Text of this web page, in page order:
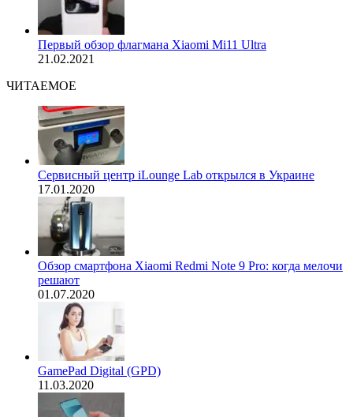
Первый обзор флагмана Xiaomi Mi11 Ultra
21.02.2021
ЧИТАЕМОЕ
Сервисный центр iLounge Lab открылся в Украине
17.01.2020
Обзор смартфона Xiaomi Redmi Note 9 Pro: когда мелочи
решают
01.07.2020
GamePad Digital (GPD)
11.03.2020